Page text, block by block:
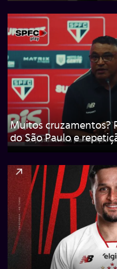
Muitos cruzamentos?
do São Paulo e